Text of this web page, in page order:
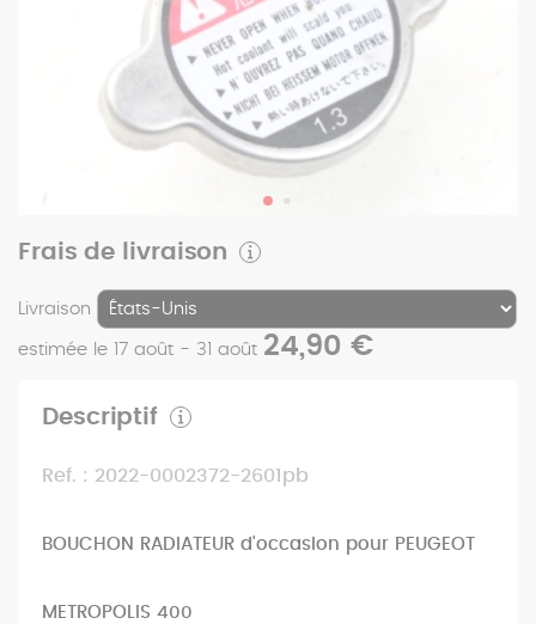
Frais de livraison
Livraison
estimée le 17 août - 31 août 24,90 €
Descriptif
Ref. : 2022-0002372-2601pb
BOUCHON RADIATEUR d'occasion pour PEUGEOT
METROPOLIS 400